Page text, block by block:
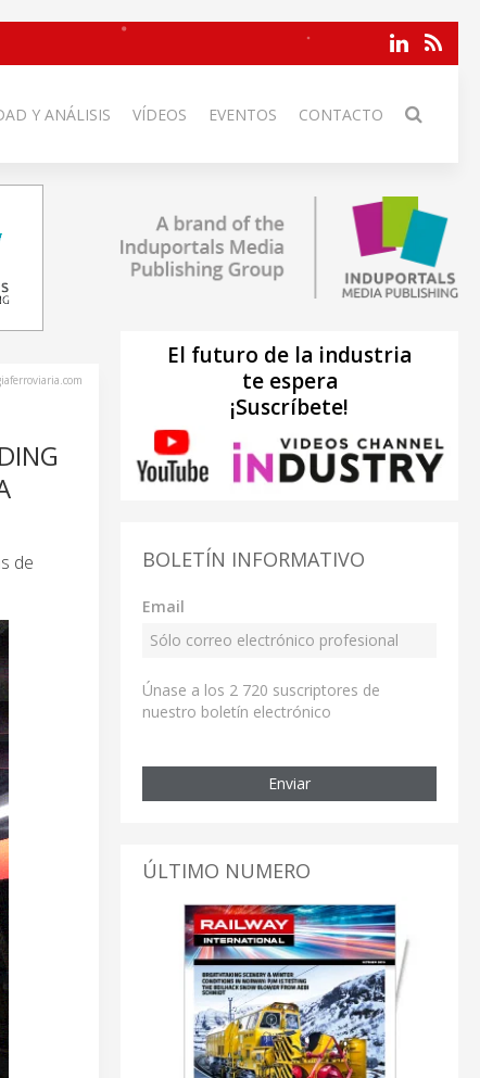
Y ANÁLISIS VÍDEOS EVENTOS CONTACTO
de
El futuro de la industria
te espera
¡Suscríbete!
BOLETÍN INFORMATIVO
Email
Únase a los 2 720 suscriptores de
nuestro boletín electrónico
Enviar
ÚLTIMO NUMERO